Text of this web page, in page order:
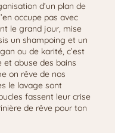
d’un plan de
occupe pas avec
le grand jour, mise
un shampoing et un
ou de karité, c’est
et abuse des bains
on rêve de nos
le lavage sont
fassent leur crise
de rêve pour ton